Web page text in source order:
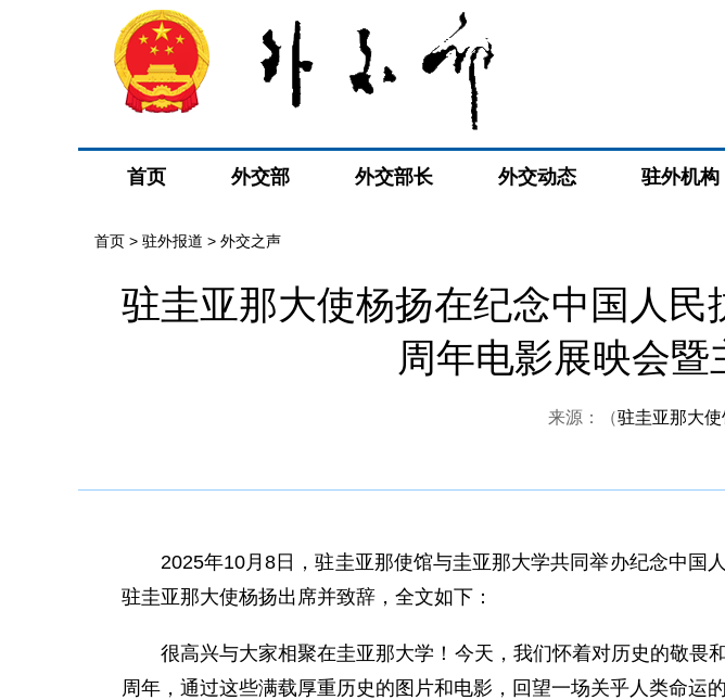
首页 外交部 外交部长 外交动态 驻外机构
首页 > 驻外报道 > 外交之声
驻圭亚那大使杨扬在纪念中国人
周年电影展映会
来源：（驻圭亚那大使
2025年10月8日，驻圭亚那使馆与圭亚那大学共同举办纪念中国
驻圭亚那大使杨扬出席并致辞，全文如下：
很高兴与大家相聚在圭亚那大学！今天，我们怀着对历史的敬
周年，通过这些满载厚重历史的图片和电影，回望一场关乎人类命